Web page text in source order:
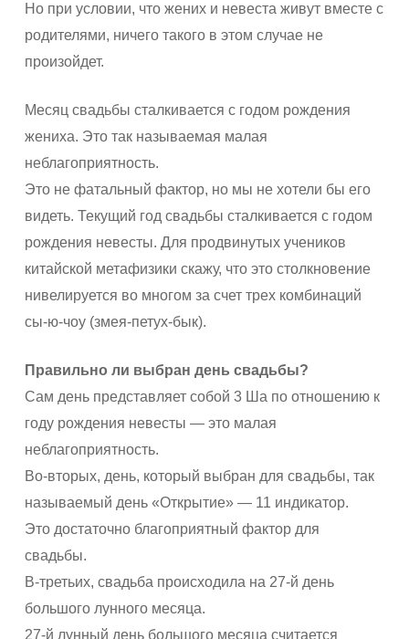
Но при условии, что жених и невеста живут вместе с
родителями, ничего такого в этом случае не
произойдет.
Месяц свадьбы сталкивается с годом рождения
жениха. Это так называемая малая
неблагоприятность.
Это не фатальный фактор, но мы не хотели бы его
видеть. Текущий год свадьбы сталкивается с годом
рождения невесты. Для продвинутых учеников
китайской метафизики скажу, что это столкновение
нивелируется во многом за счет трех комбинаций
сы-ю-чоу (змея-петух-бык).
Правильно ли выбран день свадьбы?
Сам день представляет собой 3 Ша по отношению к
году рождения невесты — это малая
неблагоприятность.
Во-вторых, день, который выбран для свадьбы, так
называемый день «Открытие» — 11 индикатор.
Это достаточно благоприятный фактор для
свадьбы.
В-третьих, свадьба происходила на 27-й день
большого лунного месяца.
27-й лунный день большого месяца считается